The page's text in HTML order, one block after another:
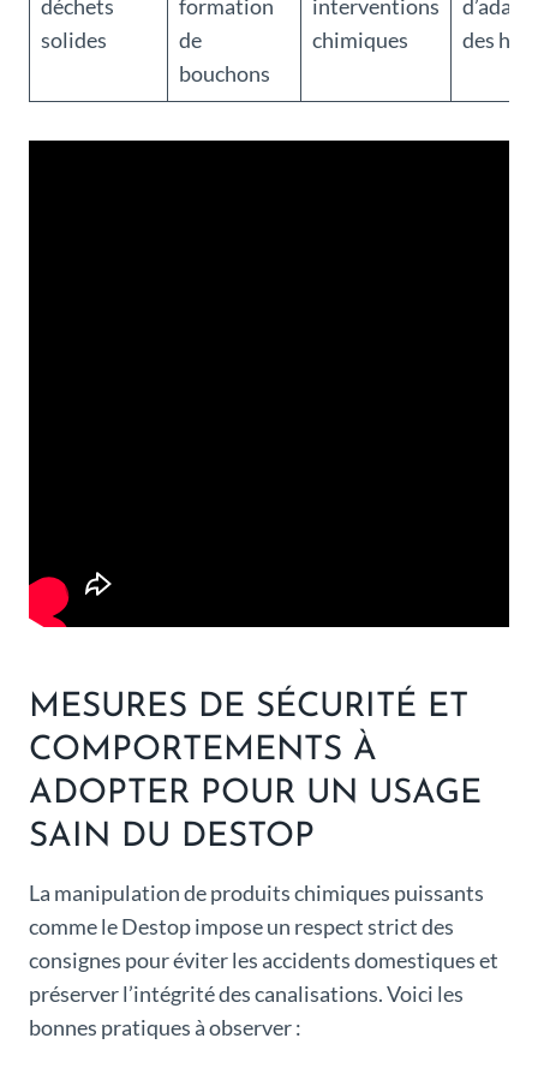
déchets
solides
formation
de
bouchons
interventions
chimiques
des
MESURES DE SÉCURITÉ ET
COMPORTEMENTS À
ADOPTER POUR UN USAGE
SAIN DU DESTOP
La manipulation de produits chimiques puissants
comme le Destop impose un respect strict des
consignes pour éviter les accidents domestiques et
préserver l’intégrité des canalisations. Voici les
bonnes pratiques à observer :